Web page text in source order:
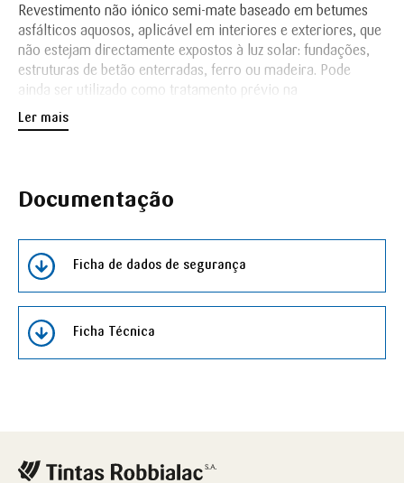
Revestimento não iónico semi-mate baseado em betumes
asfálticos aquosos, aplicável em interiores e exteriores, que
não estejam directamente expostos à luz solar: fundações,
estruturas de betão enterradas, ferro ou madeira. Pode
ainda ser utilizado como tratamento prévio na
impermeabilização de terraços, floreiras e na impregnação
de pavimentos.
Ler mais
Documentação
Ficha de dados de segurança
Ficha Técnica